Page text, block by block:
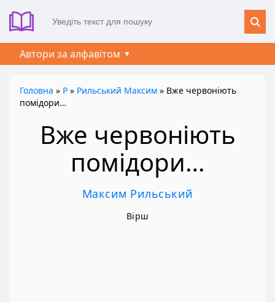
Автори за алфавітом
Головна » Р » Рильський Максим » Вже червоніють
помідори…
Вже червоніють
помідори…
Максим Рильський
Вірш